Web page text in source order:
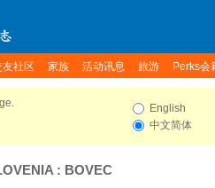
友社区 家族 活动讯息 旅游 Perks会
English
中文简体
: BOVEC